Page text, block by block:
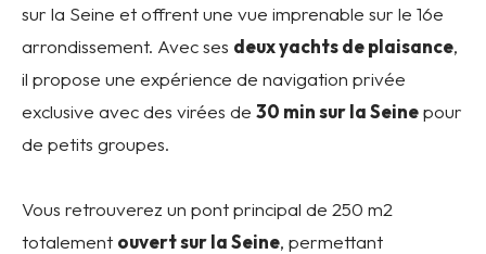
sur la Seine et offrent une vue imprenable sur le 16e
arrondissement. Avec ses deux yachts de plaisance,
il propose une expérience de navigation privée
exclusive avec des virées de 30 min sur la Seinepour
de petits groupes.
Vous retrouverez un pont principal de 250 m2
totalement ouvert sur la Seine, permettant